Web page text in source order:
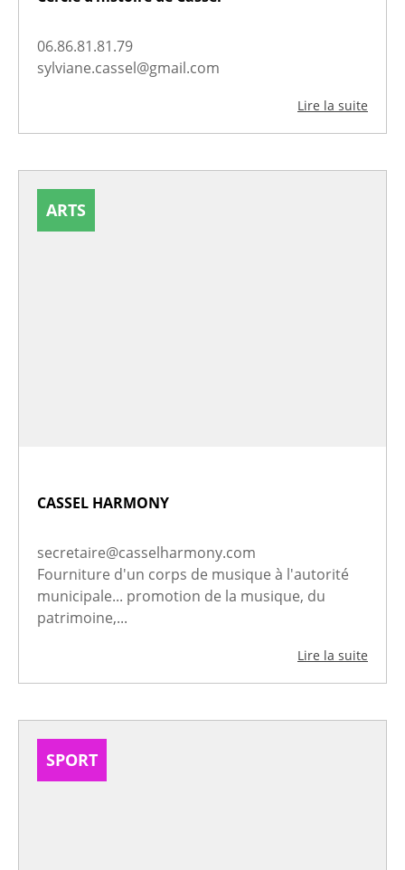
06.86.81.81.79
sylviane.cassel@gmail.com
Lire la suite
ARTS
CASSEL HARMONY
secretaire@casselharmony.com
Fourniture d'un corps de musique à l'autorité
municipale... promotion de la musique, du
patrimoine,...
Lire la suite
SPORT